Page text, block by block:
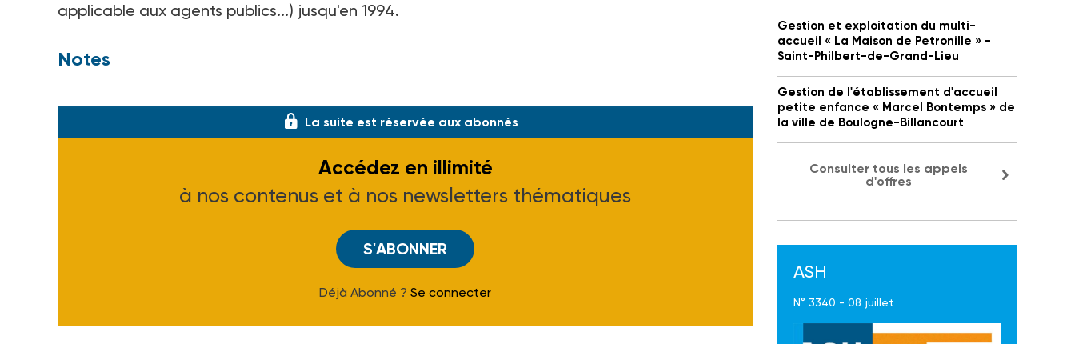
applicable aux agents publics...) jusqu'en 1994.
Notes
La suite est réservée aux abonnés
Accédez en illimité
à nos contenus et à nos newsletters thématiques
S'ABONNER
Déjà Abonné ? Se connecter
Gestion et exploitation du multi-
accueil « La Maison de Petronille » -
Saint-Philbert-de-Grand-Lieu
Gestion de l'établissement d'accueil
petite enfance « Marcel Bontemps » de
la ville de Boulogne-Billancourt
Consulter tous les appels
d'offres
ASH
N° 3340 - 08 juillet